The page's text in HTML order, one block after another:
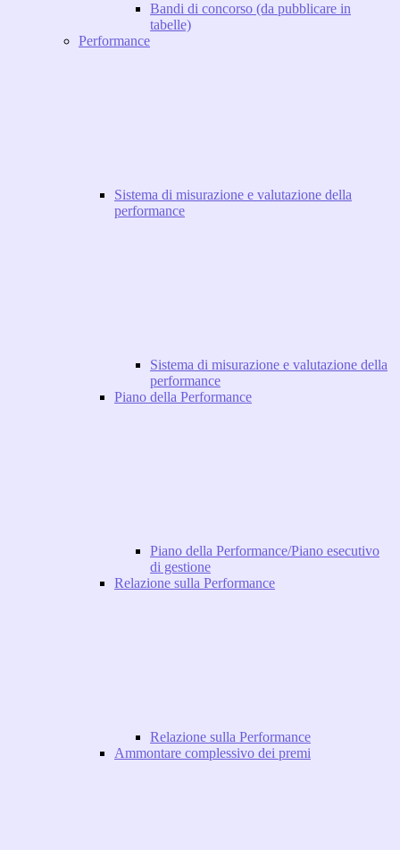
Bandi di concorso (da pubblicare in
tabelle)
Performance
Sistema di misurazione e valutazione della
performance
Sistema di misurazione e valutazione della
performance
Piano della Performance
Piano della Performance/Piano esecutivo
di gestione
Relazione sulla Performance
Relazione sulla Performance
Ammontare complessivo dei premi